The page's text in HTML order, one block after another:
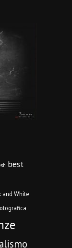
best
and White